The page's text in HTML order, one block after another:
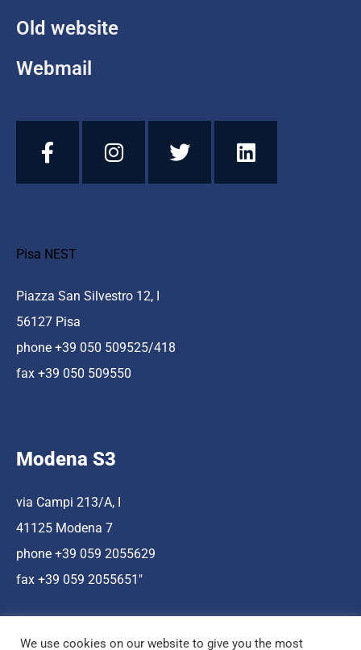
Old website
Webmail
Pisa NEST
Piazza San Silvestro 12, I
56127 Pisa
phone +39 050 509525/418
fax +39 050 509550
Modena S3
via Campi 213/A, I
41125 Modena 7
phone +39 059 2055629
fax +39 059 2055651″
We use cookies on our website to give you the most